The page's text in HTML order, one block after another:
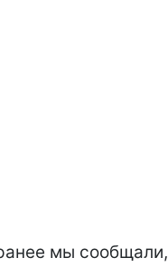
мы сообщали,